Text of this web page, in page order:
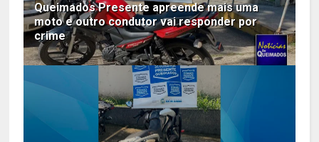
Queimados Presente apreende mais uma
moto e outro condutor vai responder por
crime